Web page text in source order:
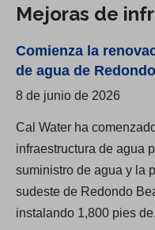
R
n
c
h
o
D
o
m
i
i
t
o
r
n
i
p
a
l
y
f
Mejoras de
Comienza la
de agua de
8 de junio de 2026
Cal Water ha
infraestructura de agua
suministro de agua y la
sudeste de Redondo
instalando 1,800 pies